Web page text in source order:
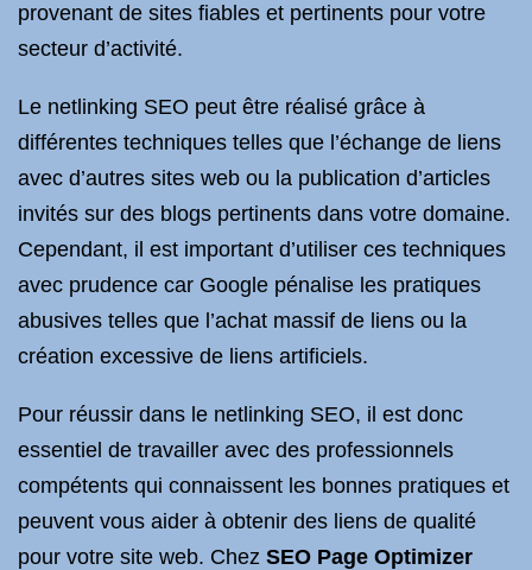
provenant de sites fiables et pertinents pour votre
secteur d’activité.
Le netlinking SEO peut être réalisé grâce à
différentes techniques telles que l’échange de liens
avec d’autres sites web ou la publication d’articles
invités sur des blogs pertinents dans votre domaine.
Cependant, il est important d’utiliser ces techniques
avec prudence car Google pénalise les pratiques
abusives telles que l’achat massif de liens ou la
création excessive de liens artificiels.
Pour réussir dans le netlinking SEO, il est donc
essentiel de travailler avec des professionnels
compétents qui connaissent les bonnes pratiques et
peuvent vous aider à obtenir des liens de qualité
pour votre site web. Chez SEO Page Optimizer